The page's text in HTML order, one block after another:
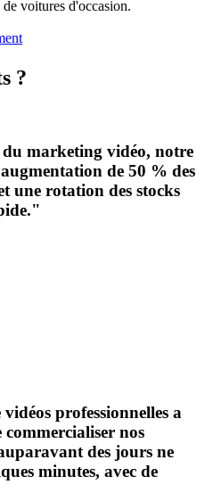
voitures d'occasion.
?
marketing vidéo, notre
de 50 % des
une rotation des stocks
professionnelles a
nos
des jours ne
minutes, avec de